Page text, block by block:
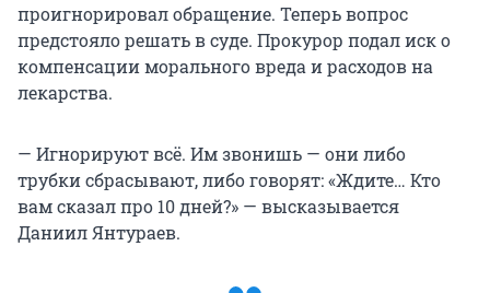
проигнорировал обращение. Теперь вопрос
предстояло решать в суде. Прокурор подал иск о
компенсации морального вреда и расходов на
лекарства.
— Игнорируют всё. Им звонишь — они либо
трубки сбрасывают, либо говорят: «Ждите… Кто
вам сказал про 10 дней?» — высказывается
Даниил Янтураев.